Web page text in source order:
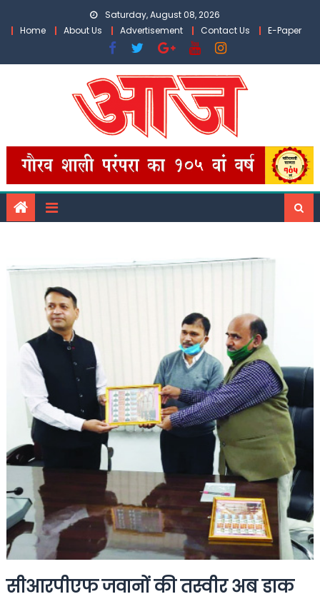
Saturday, August 08, 2026
Home
About Us Advertisement Contact Us E-Paper
सीआरपीएफ जवानों की तस्वीर अब डाक